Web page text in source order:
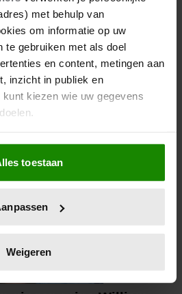
met behulp van
om informatie op uw
te gebruiken met als doel
en content, metingen aan
inzicht in publiek en
kiezen wie uw gegevens
we ook graag:
over uw geografische
meter nauwkeurig kan zijn
eigenschappen (fingerprinting)
in het
toestaan
Weigeren